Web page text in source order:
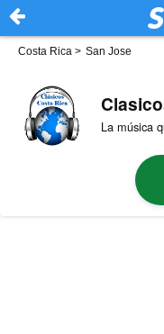
Costa Rica > San Jose
La música